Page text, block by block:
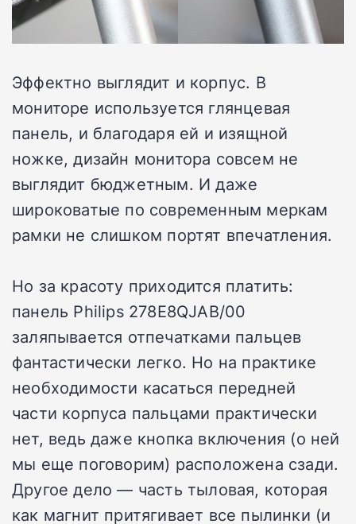
Эффектно выглядит и корпус. В
мониторе используется глянцевая
панель, и благодаря ей и изящной
ножке, дизайн монитора совсем не
выглядит бюджетным. И даже
широковатые по современным меркам
рамки не слишком портят впечатления.
Но за красоту приходится платить:
панель Philips 278E8QJAB/00
заляпывается отпечатками пальцев
фантастически легко. Но на практике
необходимости касаться передней
части корпуса пальцами практически
нет, ведь даже кнопка включения (о ней
мы еще поговорим) расположена сзади.
Другое дело — часть тыловая, которая
как магнит притягивает все пылинки (и